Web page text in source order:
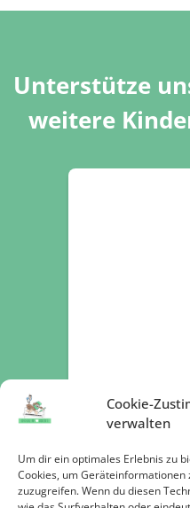
Cookie-
verwalten
Um dir ein optimales Erlebnis zu
Cookies, um
zuzugreifen. Wenn du diesen
Unterstütze
weitere
Jetzt